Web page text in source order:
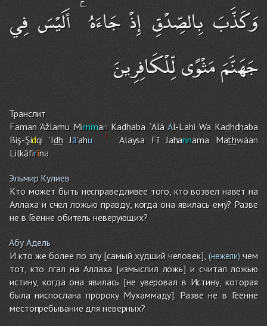
وَكَذَّبَ بِالصِّدْقِ إِذْ جَاءَهُ ۚ أَلَيْسَ فِي
جَهَنَّمَ مَثْوًى لِّلْكَافِرِينَ
Транслит
Faman 'Ažlamu MimmanKadhaba `AláAl-LahiWa Kadhdhaba
Biş-Şidqi 'IdhJā'ahu 'Alaysa Fī Jahannama Mathwáan
Lilkāfirīna
Эльмир Кулиев
Кто может быть несправедливее того, кто возвел навет на
Аллаха и счел ложью правду, когда она явилась ему? Разве
не в Геенне обитель неверующих?
Абу Адель
И кто же более по злу [самый худший человек], (нежели) чем
тот, кто лгал на Аллаха [измыслил ложь] и считал ложью
истину, когда она явилась [не уверовал в Истину, которая
была ниспослана пророку Мухаммаду]. Разве не в Геенне
местопребывание для неверных?